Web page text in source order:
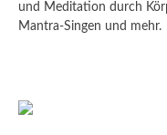
und Meditation durch
Mantra-Singen und mehr.